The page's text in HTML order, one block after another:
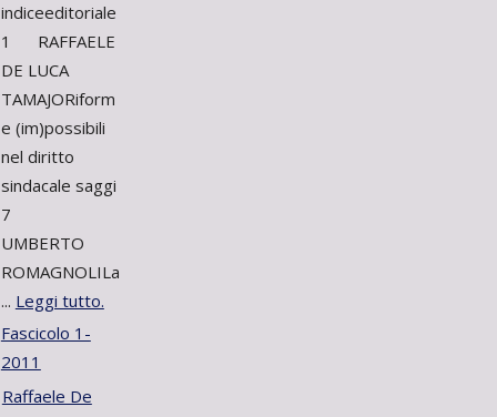
indiceeditoriale
1 RAFFAELE
DE LUCA
TAMAJORiform
e (im)possibili
nel diritto
sindacale saggi
7
UMBERTO
ROMAGNOLILa
... Leggi tutto.
Fascicolo 1-
2011
Raffaele De